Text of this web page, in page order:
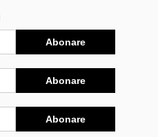
Abonare
Abonare
Abonare